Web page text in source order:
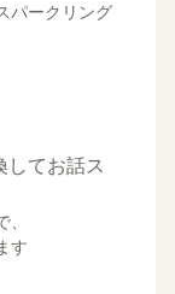
パークリング
してお話ス
す